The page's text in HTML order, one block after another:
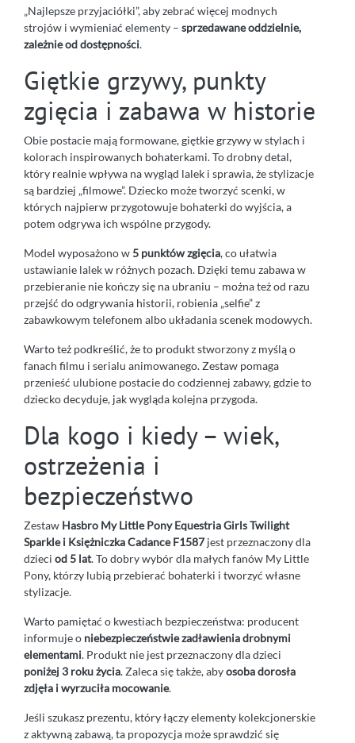
„Najlepsze przyjaciółki”, aby zebrać więcej modnych
strojów i wymieniać elementy – sprzedawane oddzielnie,
zależnie od dostępności.
Giętkie grzywy, punkty
zgięcia i zabawa w historie
Obie postacie mają formowane, giętkie grzywy w stylach i
kolorach inspirowanych bohaterkami. To drobny detal,
który realnie wpływa na wygląd lalek i sprawia, że stylizacje
są bardziej „filmowe”. Dziecko może tworzyć scenki, w
których najpierw przygotowuje bohaterki do wyjścia, a
potem odgrywa ich wspólne przygody.
Model wyposażono w5 punktów zgięcia, co ułatwia
ustawianie lalek w różnych pozach. Dzięki temu zabawa w
przebieranie nie kończy się na ubraniu – można też od razu
przejść do odgrywania historii, robienia „selfie” z
zabawkowym telefonem albo układania scenek modowych.
Warto też podkreślić, że to produkt stworzony z myślą o
fanach filmu i serialu animowanego. Zestaw pomaga
przenieść ulubione postacie do codziennej zabawy, gdzie to
dziecko decyduje, jak wygląda kolejna przygoda.
Dla kogo i kiedy – wiek,
ostrzeżenia i
bezpieczeństwo
Zestaw Hasbro My Little Pony Equestria Girls Twilight
Sparkle i Księżniczka Cadance F1587 jest przeznaczony dla
dzieci od 5 lat. To dobry wybór dla małych fanów My Little
Pony, którzy lubią przebierać bohaterki i tworzyć własne
stylizacje.
Warto pamiętać o kwestiach bezpieczeństwa: producent
informuje o niebezpieczeństwie zadławienia drobnymi
elementami. Produkt nie jest przeznaczony dla dzieci
poniżej 3 roku życia. Zaleca się także, abyosoba dorosła
zdjęła i wyrzuciła mocowanie.
Jeśli szukasz prezentu, który łączy elementy kolekcjonerskie
z aktywną zabawą, ta propozycja może sprawdzić się